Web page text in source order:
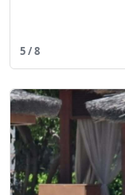
5 / 8